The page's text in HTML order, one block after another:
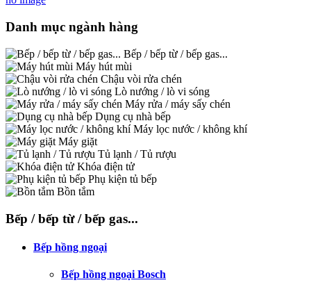
Danh mục ngành hàng
Bếp / bếp từ / bếp gas...
Máy hút mùi
Chậu vòi rửa chén
Lò nướng / lò vi sóng
Máy rửa / máy sấy chén
Dụng cụ nhà bếp
Máy lọc nước / không khí
Máy giặt
Tủ lạnh / Tủ rượu
Khóa điện tử
Phụ kiện tủ bếp
Bồn tắm
Bếp / bếp từ / bếp gas...
Bếp hồng ngoại
Bếp hồng ngoại Bosch